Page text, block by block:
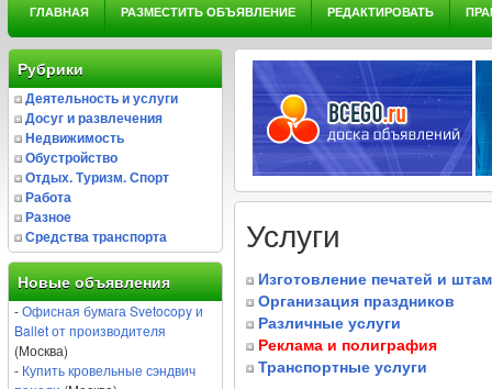
ГЛАВНАЯ РАЗМЕСТИТЬ ОБЪЯВЛЕНИЕ РЕДАКТИРОВАТЬ
Рубрики
Деятельность и услуги
Досуг и развлечения
Недвижимость
Обустройство
Отдых. Туризм. Спорт
Работа
Разное
Средства транспорта
Новые объявления
-Офисная бумага Svetocopy и
Ballet от производителя
(Москва)
- Купить кровельные сэндвич
Услуги
Изготовление печатей и
Организация праздников
Различные услуги
Реклама и полиграфия
Транспортные услуги